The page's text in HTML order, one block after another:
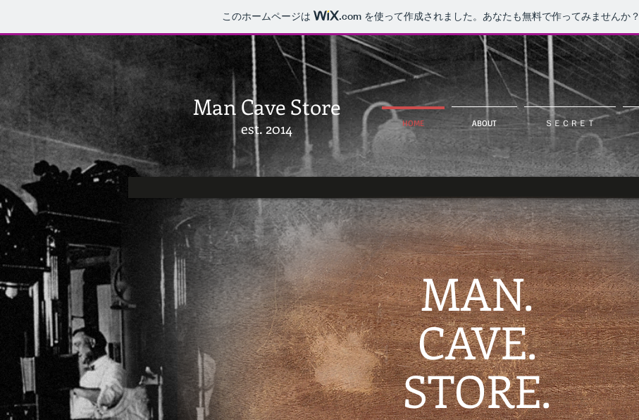
このホームページは .com を使って作成されました。あなたも無料で作ってみませんか？
Man Cave Store
est. 2014 HOME ABOUT ＳＥＣＲＥＴ
MAN.
CAVE.
STORE.